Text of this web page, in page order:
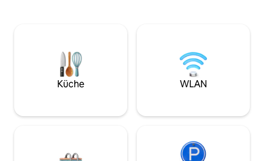
Schlafzimmer grenzt jeweils ein
separates Badezimmer. Das
gemeinsame Wohn- und Esszimmer mit
Wohngegend.
Bushaltestelle
Minuten. Die
Meter entfernt.
Küche WLAN